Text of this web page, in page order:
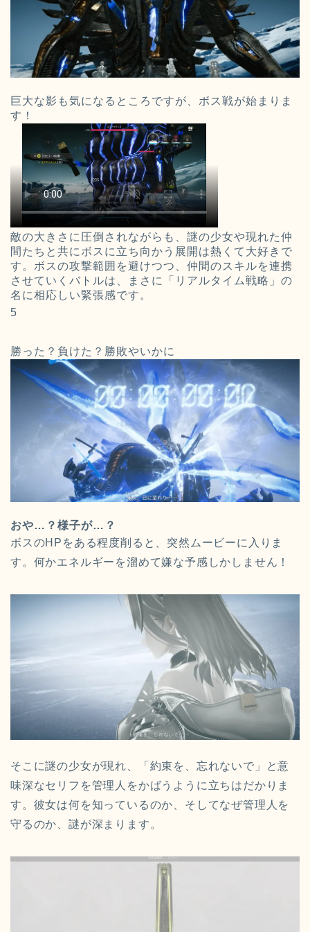
巨大な影も気になるところですが、ボス戦が始まりま
す！
敵の大きさに圧倒されながらも、謎の少女や現れた仲
間たちと共にボスに立ち向かう展開は熱くて大好きで
す。ボスの攻撃範囲を避けつつ、仲間のスキルを連携
させていくバトルは、まさに「リアルタイム戦略」の
名に相応しい緊張感です。
5
勝った？負けた？勝敗やいかに
おや…？様子が…？
ボスのHPをある程度削ると、突然ムービーに入りま
す。何かエネルギーを溜めて嫌な予感しかしません！
そこに謎の少女が現れ、「約束を、忘れないで」と意
味深なセリフを管理人をかばうように立ちはだかりま
す。彼女は何を知っているのか、そしてなぜ管理人を
守るのか、謎が深まります。